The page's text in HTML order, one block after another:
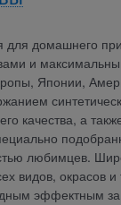
домашнего
и
Японии,
качества, а
любимцев.
видов, окрасов и
эффектным